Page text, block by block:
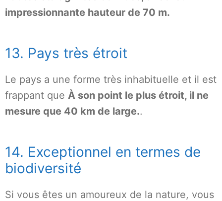
impressionnante hauteur de 70 m.
13. Pays très étroit
Le pays a une forme très inhabituelle et il est
frappant que À son point le plus étroit, il ne
mesure que 40 km de large..
14. Exceptionnel en termes de
biodiversité
Si vous êtes un amoureux de la nature, vous